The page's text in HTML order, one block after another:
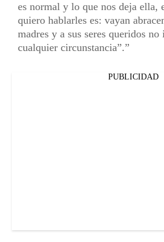
es normal y lo que nos deja ella,
quiero hablarles es: vayan
madres y a sus seres queridos
cualquier circunstancia”.
PUBLICIDAD